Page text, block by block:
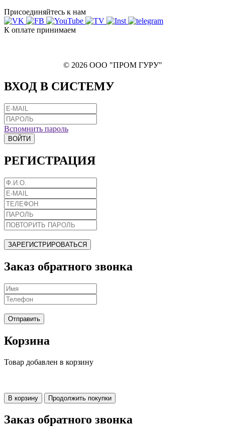
Присоединяйтесь к нам
К оплате принимаем
© 2026 ООО "ПРОМ ГУРУ"
ВХОД В СИСТЕМУ
Вспомнить пароль
ВОЙТИ
РЕГИСТРАЦИЯ
ЗАРЕГИСТРИРОВАТЬСЯ
Заказ обратного звонка
Отправить
Корзина
Товар добавлен в корзину
В корзину Продолжить покупки
Заказ обратного звонка